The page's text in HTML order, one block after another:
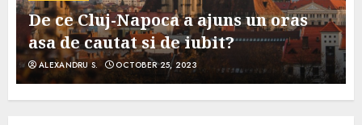
De ce Cluj-Napoca a ajuns un oras
asa de cautat si de iubit?
ALEXANDRU S. OCTOBER 25, 2023